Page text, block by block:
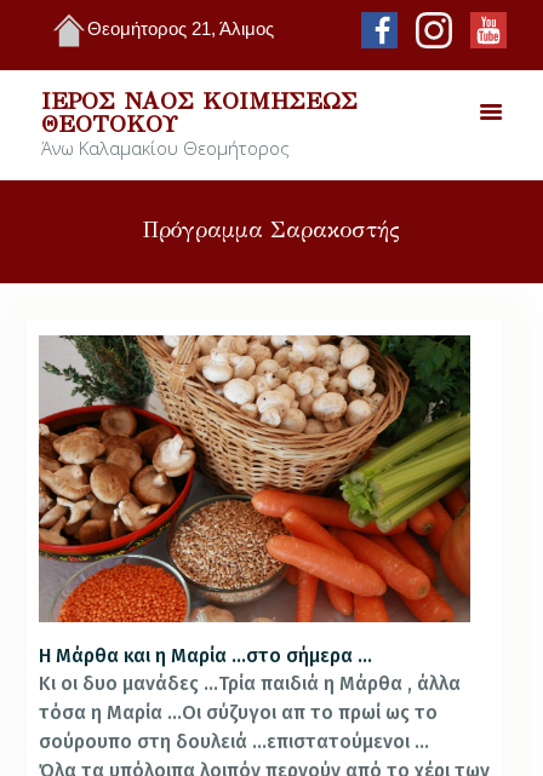
Θεομήτορος 21, Άλιμος
ΙΕΡΌΣ ΝΑΌΣ ΚΟΙΜΉΣΕΩΣ
ΘΕΟΤΌΚΟΥ
Άνω Καλαμακίου Θεομήτορος
Πρόγραμμα Σαρακοστής
Η Μάρθα και η Μαρία …στο σήμερα …
Κι οι δυο μανάδες …Τρία παιδιά η Μάρθα , άλλα
τόσα η Μαρία …Οι σύζυγοι απ το πρωί ως το
σούρουπο στη δουλειά …επιστατούμενοι …
Όλα τα υπόλοιπα λοιπόν περνούν από το χέρι των